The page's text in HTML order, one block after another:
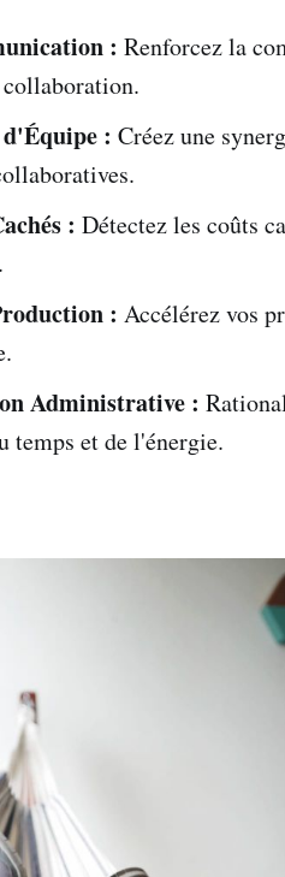
: Renforcez la
: Créez une
: Détectez les coûts
: Accélérez vos
Administrative :
temps et de l'énergie.